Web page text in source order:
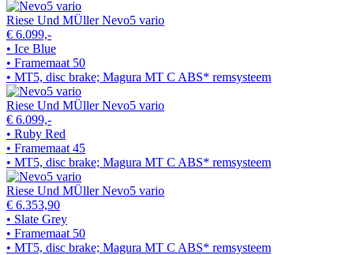
Riese Und MÜller Nevo5 vario
€ 6.099,-
• Ice Blue
• Framemaat 50
• MT5, disc brake; Magura MT C ABS* remsysteem
Riese Und MÜller Nevo5 vario
€ 6.099,-
• Ruby Red
• Framemaat 45
• MT5, disc brake; Magura MT C ABS* remsysteem
Riese Und MÜller Nevo5 vario
€ 6.353,90
• Slate Grey
• Framemaat 50
• MT5, disc brake; Magura MT C ABS* remsysteem